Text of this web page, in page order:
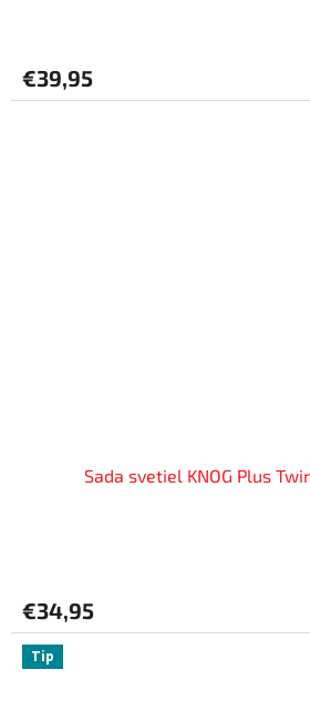
€39,95
Sada svetiel KNOG Plus
€34,95
Tip